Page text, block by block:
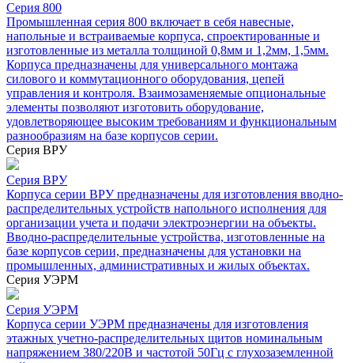
Серия 800
Промышленная серия 800 включает в себя навесные,
напольные и встраиваемые корпуса, спроектированные и
изготовленные из металла толщиной 0,8мм и 1,2мм, 1,5мм.
Корпуса предназначены для универсального монтажа
силового и коммутационного оборудования, цепей
управления и контроля. Взаимозаменяемые опциональные
элементы позволяют изготовить оборудование,
удовлетворяющее высоким требованиям и функциональным
разнообразиям на базе корпусов серии.
Серия ВРУ
Серия ВРУ
Корпуса серии ВРУ предназначены для изготовления вводно-
распределительных устройств напольного исполнения для
организации учета и подачи электроэнергии на объекты.
Вводно-распределительные устройства, изготовленные на
базе корпусов серии, предназначены для установки на
промышленных, административных и жилых объектах.
Серия УЭРМ
Серия УЭРМ
Корпуса серии УЭРМ предназначены для изготовления
этажных учетно-распределительных щитов номинальным
напряжением 380/220В и частотой 50Гц с глухозаземленной